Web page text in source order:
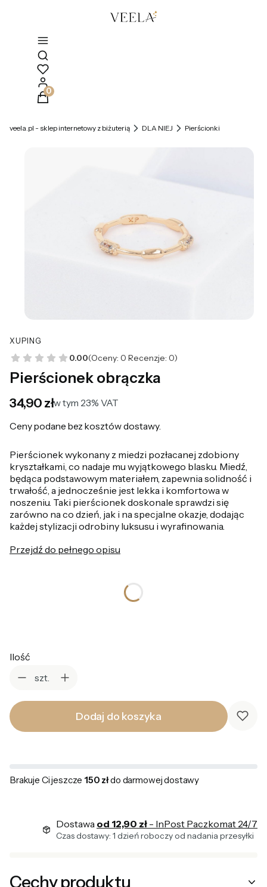
Otwórz wyszukiwarkę
Produkty w koszyku: 0. Zobacz szczegóły
veela.pl - sklep internetowy z biżuterią DLA NIEJ Pierścionki
XUPING
0.00(Oceny: 0 Recenzje: 0)
Pierścionek obrączka
Cena
34,90 złw tym 23% VAT
w tym 23% VAT
Ceny podane bez kosztów dostawy.
Pierścionek wykonany z miedzi pozłacanej zdobiony
kryształkami, co nadaje mu wyjątkowego blasku. Miedź,
będąca podstawowym materiałem, zapewnia solidność i
trwałość, a jednocześnie jest lekka i komfortowa w
noszeniu. Taki pierścionek doskonale sprawdzi się
zarówno na co dzień, jak i na specjalne okazje, dodając
każdej stylizacji odrobiny luksusu i wyrafinowania.
Przejdź do pełnego opisu
Ilość
szt.
Dodaj do koszyka
Brakuje Ci jeszcze 150 złdo darmowej dostawy
Dostawa od 12,90 zł - InPost Paczkomat 24/7
Czas dostawy: 1 dzień roboczy od nadania przesyłki
Cechy produktu